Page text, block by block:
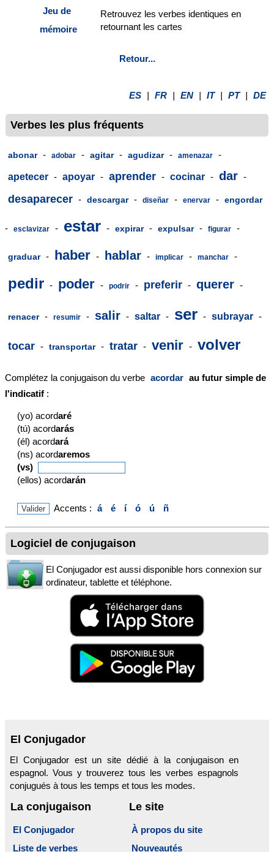
Jeu de
mémoire
Retrouvez les verbes identiques en
retournant les cartes
Retour...
ES | FR | EN | IT | PT | DE
Verbes les plus fréquents
abonar - adobar - agitar - agudizar - amenazar -
apetecer - apoyar - aprender - cocinar - dar -
desaparecer - descargar - diseñar - enervar - engordar
- esclavizar - estar - expirar - expulsar - figurar -
graduar - haber - hablar - implicar - manchar -
pedir - poder - podrir - preferir - querer -
renacer - resumir - salir - saltar - ser - subrayar -
tocar - transportar - tratar - venir - volver
Complétez la conjugaison du verbe acordar au futur simple de
l'indicatif :
(yo) acordaré
(tú) acordarás
(él) acordará
(ns) acordaremos
(vs)
(ellos) acordarán
Accents : á é í ó ú ñ
Logiciel de conjugaison
El Conjugador est aussi disponible hors connexion sur
ordinateur, tablette et téléphone.
El Conjugador
El Conjugador est un site dédié à la conjugaison en
espagnol. Vous y trouverez tous les verbes espagnols
conjugués à tous les temps et tous les modes.
La conjugaison
El Conjugador
Liste de verbes
Le site
À propos du site
Nouveautés